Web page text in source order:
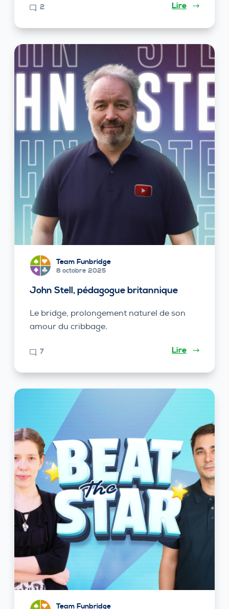
2 Lire
Team Funbridge
8 octobre 2025
John Stell, pédagogue britannique
Le bridge, prolongement naturel de son
amour du cribbage.
7 Lire
Team Funbridge